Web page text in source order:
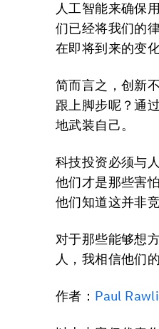
人工智能来确保
们已经将我们的
在即将到来的变
简而言之，创新
跟上脚步呢？通
地武装自己。
科技投资必须与
他们才是那些害
他们知道这并非
对于那些能够想
人，我相信他们
作者： Paul